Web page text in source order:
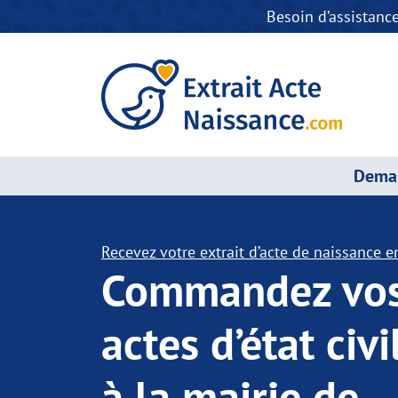
Besoin
Recevez votre extrait d’acte de naissance
Commandez
actes d’état